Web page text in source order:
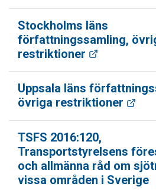
Stockholms läns
författningssamling,
restriktioner
Uppsala läns
övriga restriktioner
TSFS 2016:120,
Transportstyrelsens
och allmänna råd om
vissa områden i Sverige